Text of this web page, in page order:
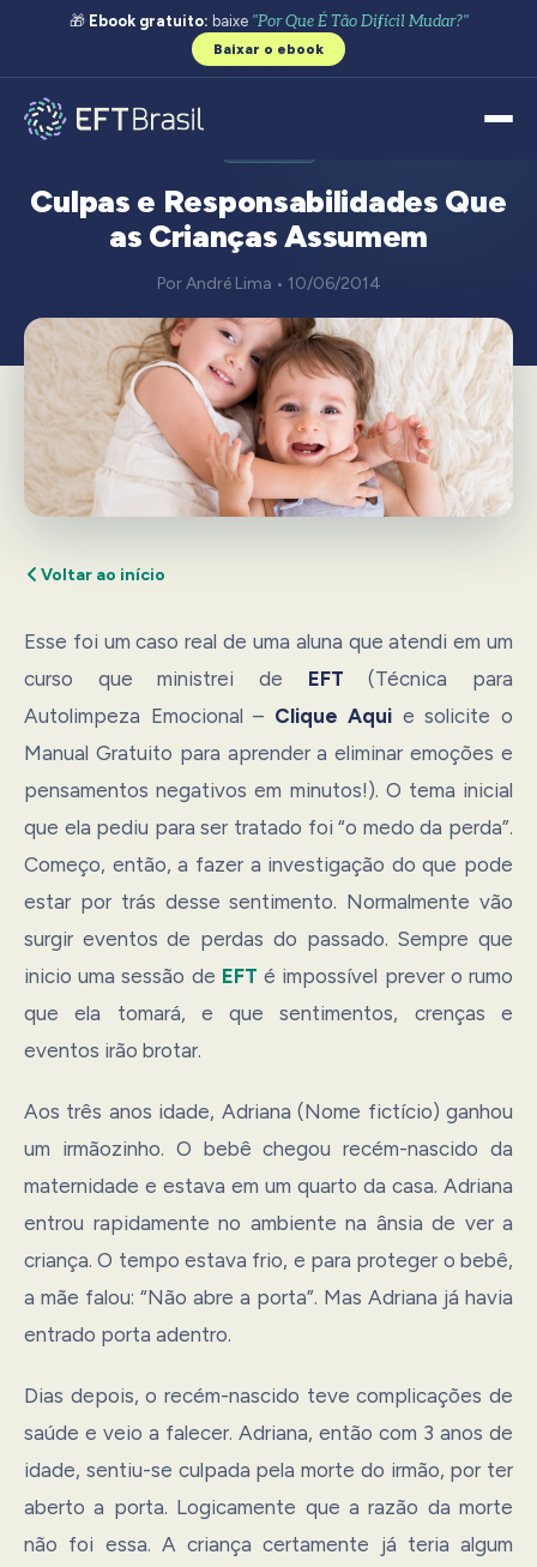
🎁 Ebook gratuito: baixe "Por Que É Tão Difícil Mudar?"
Baixar o ebook
Culpas e Responsabilidades Que
as Crianças Assumem
Por André Lima • 10/06/2014
Voltar ao início
Esse foi um caso real de uma aluna que atendi em um
curso que ministrei de EFT (Técnica para
Autolimpeza Emocional – Clique Aqui e solicite o
Manual Gratuito para aprender a eliminar emoções e
pensamentos negativos em minutos!). O tema inicial
que ela pediu para ser tratado foi “o medo da perda”.
Começo, então, a fazer a investigação do que pode
estar por trás desse sentimento. Normalmente vão
surgir eventos de perdas do passado. Sempre que
inicio uma sessão de EFT é impossível prever o rumo
que ela tomará, e que sentimentos, crenças e
eventos irão brotar.
Aos três anos idade, Adriana (Nome fictício) ganhou
um irmãozinho. O bebê chegou recém-nascido da
maternidade e estava em um quarto da casa. Adriana
entrou rapidamente no ambiente na ânsia de ver a
criança. O tempo estava frio, e para proteger o bebê,
a mãe falou: “Não abre a porta”. Mas Adriana já havia
entrado porta adentro.
Dias depois, o recém-nascido teve complicações de
saúde e veio a falecer. Adriana, então com 3 anos de
idade, sentiu-se culpada pela morte do irmão, por ter
aberto a porta. Logicamente que a razão da morte
não foi essa. A criança certamente já teria algum